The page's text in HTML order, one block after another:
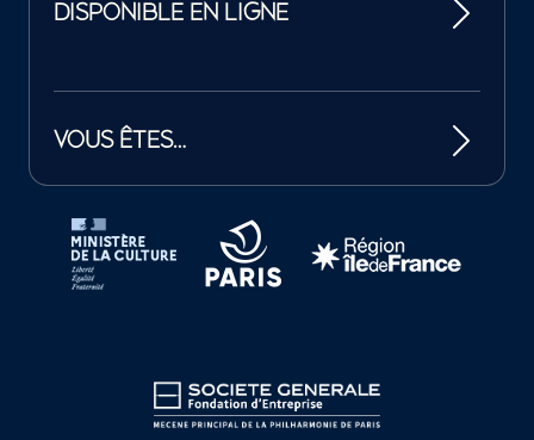
DISPONIBLE EN LIGNE
VOUS ÊTES…
Tutelles et mécènes de la Philharmonie de Paris